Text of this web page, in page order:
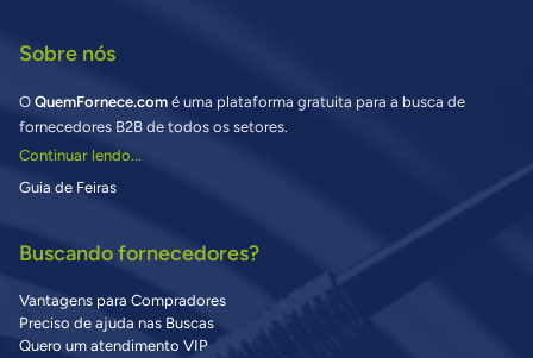
Sobre nós
O QuemFornece.com é uma plataforma gratuita para a busca de
fornecedores B2B de todos os setores.
Continuar lendo...
Guia de Feiras
Buscando fornecedores?
Vantagens para Compradores
Preciso de ajuda nas Buscas
Quero um atendimento VIP